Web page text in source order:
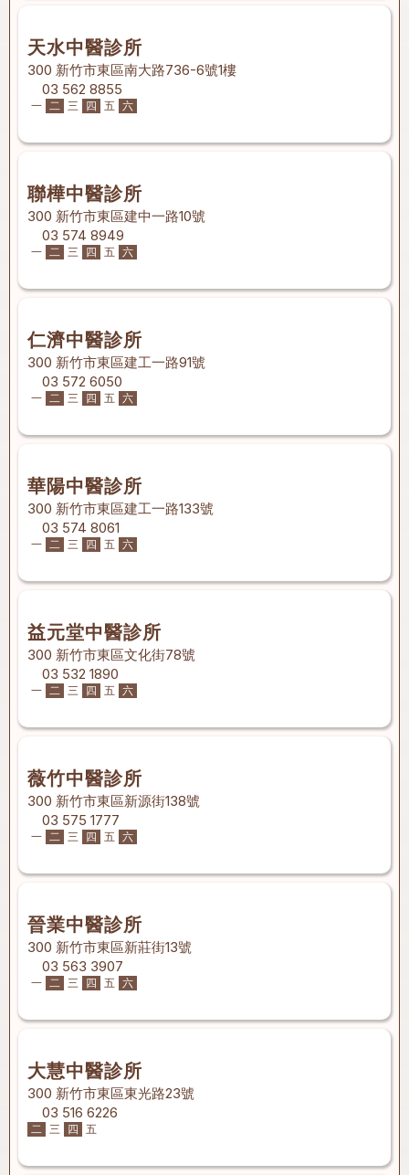
天水中醫診所
300 新竹市東區南大路736-6號1樓
03 562 8855
一 二 三 四 五 六
聯樺中醫診所
300 新竹市東區建中一路10號
03 574 8949
一 二 三 四 五 六
仁濟中醫診所
300 新竹市東區建工一路91號
03 572 6050
一 二 三 四 五 六
華陽中醫診所
300 新竹市東區建工一路133號
03 574 8061
一 二 三 四 五 六
益元堂中醫診所
300 新竹市東區文化街78號
03 532 1890
一 二 三 四 五 六
薇竹中醫診所
300 新竹市東區新源街138號
03 575 1777
一 二 三 四 五 六
晉業中醫診所
300 新竹市東區新莊街13號
03 563 3907
一 二 三 四 五 六
大慧中醫診所
300 新竹市東區東光路23號
03 516 6226
二 三 四 五